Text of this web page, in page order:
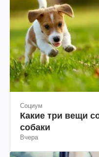
Социум
Какие три вещи
собаки
Вчера